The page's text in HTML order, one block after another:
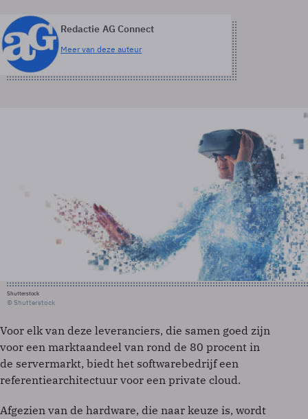
Redactie AG Connect
Meer van deze auteur
Shutterstock
© Shutterstock
Voor elk van deze leveranciers, die samen goed zijn
voor een marktaandeel van rond de 80 procent in
de servermarkt, biedt het softwarebedrijf een
referentiearchitectuur voor een private cloud.
Afgezien van de hardware, die naar keuze is, wordt